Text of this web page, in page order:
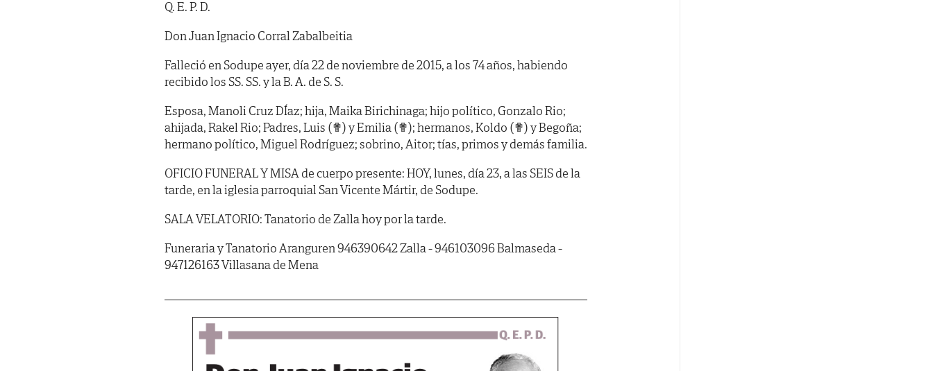
Q. E. P. D.
Don Juan Ignacio Corral Zabalbeitia
Falleció en Sodupe ayer, día 22 de noviembre de 2015, a los 74 años, habiendo
recibido los SS. SS. y la B. A. de S. S.
Esposa, Manoli Cruz DÍaz; hija, Maika Birichinaga; hijo político, Gonzalo Rio;
ahijada, Rakel Rio; Padres, Luis (✟) y Emilia (✟); hermanos, Koldo (✟) y Begoña;
hermano político, Miguel Rodríguez; sobrino, Aitor; tías, primos y demás familia.
OFICIO FUNERAL Y MISA de cuerpo presente: HOY, lunes, día 23, a las SEIS de la
tarde, en la iglesia parroquial San Vicente Mártir, de Sodupe.
SALA VELATORIO: Tanatorio de Zalla hoy por la tarde.
Funeraria y Tanatorio Aranguren 946390642 Zalla - 946103096 Balmaseda -
947126163 Villasana de Mena